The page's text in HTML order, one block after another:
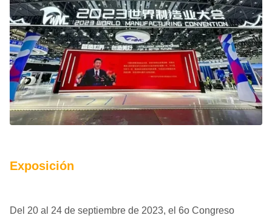
Exposición
Del 20 al 24 de septiembre de 2023, el 6o Congreso